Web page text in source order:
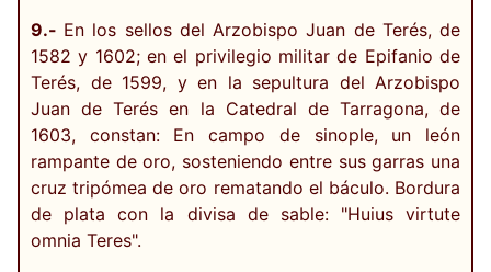
9.- En los sellos del Arzobispo Juan de Terés, de
1582 y 1602; en el privilegio militar de Epifanio de
Terés, de 1599, y en la sepultura del Arzobispo
Juan de Terés en la Catedral de Tarragona, de
1603, constan: En campo de sinople, un león
rampante de oro, sosteniendo entre sus garras una
cruz tripómea de oro rematando el báculo. Bordura
de plata con la divisa de sable: "Huius virtute
omnia Teres".